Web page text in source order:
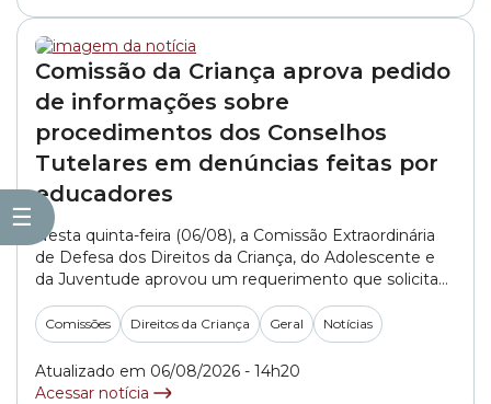
☰
Comissão da Criança aprova pedido
de informações sobre
procedimentos dos Conselhos
Tutelares em denúncias feitas por
educadores
Nesta quinta-feira (06/08), a Comissão Extraordinária
de Defesa dos Direitos da Criança, do Adolescente e
da Juventude aprovou um requerimento que solicita
informações aos Conselhos Tutelares da cidade de São
Paulo sobre como são realizados os atendimentos e
os encaminhamentos de denúncias feitas por
profissionais da educação. O documento, apresentado
Comissões Direitos da Criança Geral Notícias
Atualizado em 06/08/2026 - 14h20
Acessar notícia